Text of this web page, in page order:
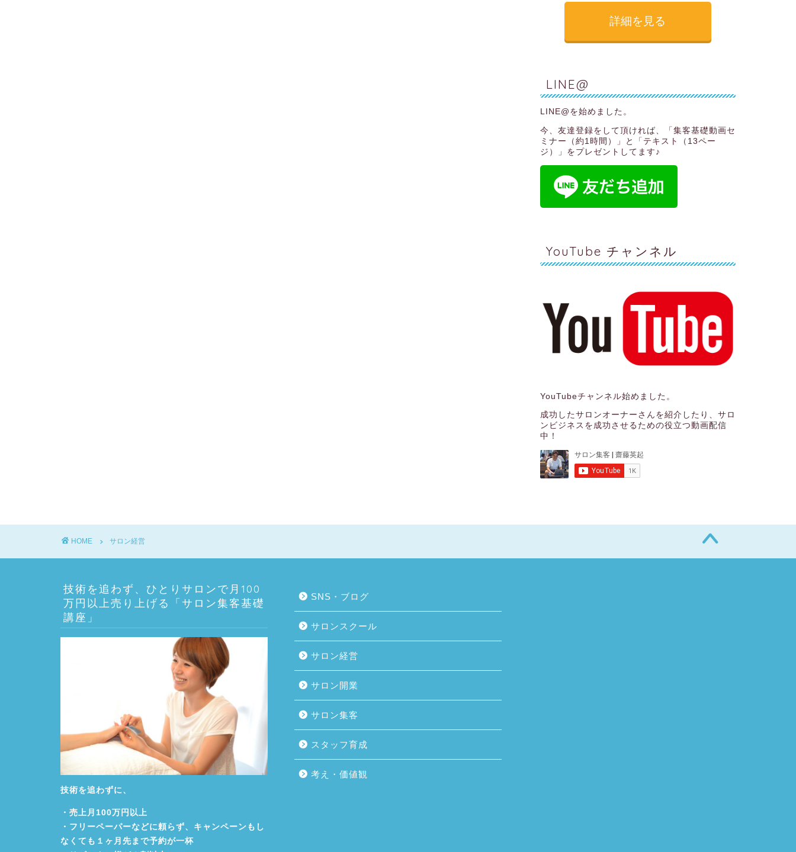
詳細を見る
LINE@
LINE@を始めました。
今、友達登録をして頂ければ、
「集客基礎動画セ
ミナー（約1時間）」と「テキスト（13ペー
ジ）」 をプレゼントしてます♪
YouTube チャンネル
YouTubeチャンネル始めました。
成功したサロンオーナーさんを紹介したり、サロ
ンビジネスを成功させるための役立つ動画配信
中！
HOME サロン経営
技術を追わず、ひとりサロンで月100
万円以上売り上げる「サロン集客基礎
講座」
技術を追わずに、
・売上月100万円以上
・フリーペーパーなどに頼らず、キャンペーンもし
なくても１ヶ月先まで予約が一杯
SNS・ブログ
サロンスクール
サロン経営
サロン開業
サロン集客
スタッフ育成
考え・価値観